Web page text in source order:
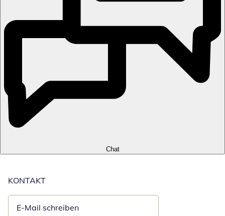
Chat
KONTAKT
E-Mail schreiben
Öffnet E-Mail-Client